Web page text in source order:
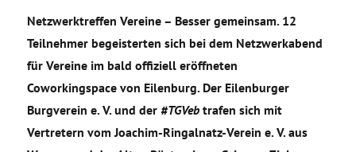
Netzwerktreffen Vereine – Besser gemeinsam. 12
Teilnehmer begeisterten sich bei dem Netzwerkabend
für Vereine im bald offiziell eröffneten
Coworkingspace von Eilenburg. Der Eilenburger
Burgverein e. V. und der#TGVeb trafen sich mit
Vertretern vom Joachim-Ringalnatz-Verein e. V. aus